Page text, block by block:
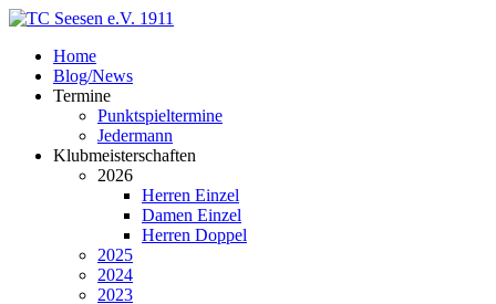
Home
Blog/News
Termine
Punktspieltermine
Jedermann
Klubmeisterschaften
2026
Herren Einzel
Damen Einzel
Herren Doppel
2025
2024
2023